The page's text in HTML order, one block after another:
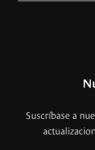
Suscríbase a